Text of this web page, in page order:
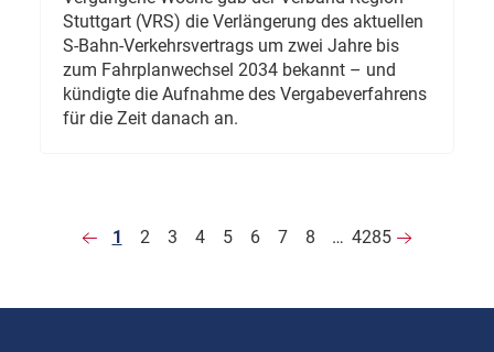
Stuttgart (VRS) die Verlängerung des aktuellen
S-Bahn-Verkehrsvertrags um zwei Jahre bis
zum Fahrplanwechsel 2034 bekannt – und
kündigte die Aufnahme des Vergabeverfahrens
für die Zeit danach an.
1 2 3 4 5 6 7 8 … 4285